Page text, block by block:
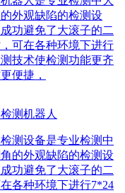
外观缺陷的检测设
功避免了大滚子的二
可在各种环境下进行
技术使检测功能更齐
便捷，
测机器人
测设备是专业检测中
的外观缺陷的检测设
功避免了大滚子的二
各种环境下进行7*24